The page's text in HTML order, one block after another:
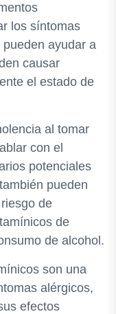
los síntomas
ayudar a
causar
el estado de
al tomar
con el
potenciales
pueden
de
de
de alcohol.
son una
alérgicos,
efectos